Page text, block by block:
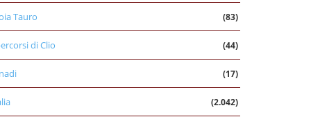
Tauro (83)
di Clio (44)
(17)
(2.042)